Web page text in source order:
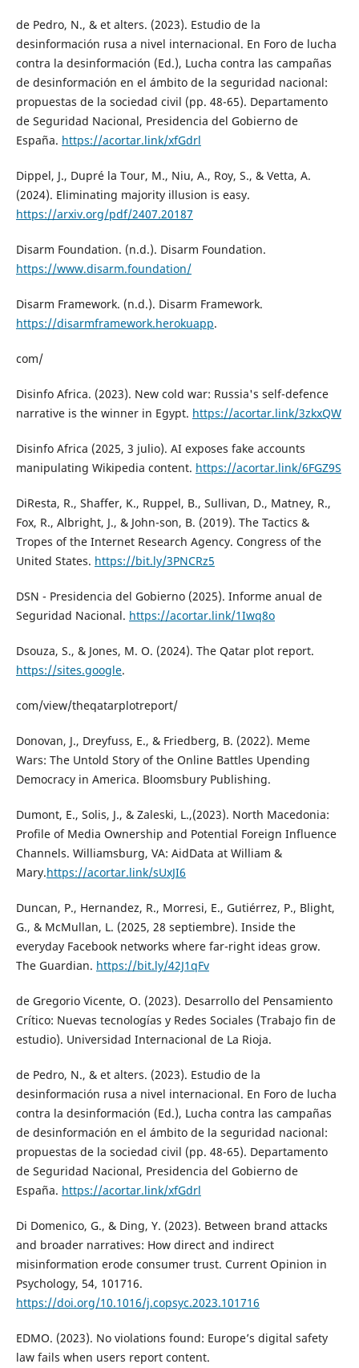
de Pedro, N., & et alters. (2023). Estudio de la
desinformación rusa a nivel internacional. En Foro de lucha
contra la desinformación (Ed.), Lucha contra las campañas
de desinformación en el ámbito de la seguridad nacional:
propuestas de la sociedad civil (pp. 48-65). Departamento
de Seguridad Nacional, Presidencia del Gobierno de
España. https://acortar.link/xfGdrl
Dippel, J., Dupré la Tour, M., Niu, A., Roy, S., & Vetta, A.
(2024). Eliminating majority illusion is easy.
https://arxiv.org/pdf/2407.20187
Disarm Foundation. (n.d.). Disarm Foundation.
https://www.disarm.foundation/
Disarm Framework. (n.d.). Disarm Framework.
https://disarmframework.herokuapp.
com/
Disinfo Africa. (2023). New cold war: Russia's self-defence
narrative is the winner in Egypt. https://acortar.link/3zkxQW
Disinfo Africa (2025, 3 julio). AI exposes fake accounts
manipulating Wikipedia content. https://acortar.link/6FGZ9S
DiResta, R., Shaffer, K., Ruppel, B., Sullivan, D., Matney, R.,
Fox, R., Albright, J., & John-son, B. (2019). The Tactics &
Tropes of the Internet Research Agency. Congress of the
United States. https://bit.ly/3PNCRz5
DSN - Presidencia del Gobierno (2025). Informe anual de
Seguridad Nacional. https://acortar.link/1Iwq8o
Dsouza, S., & Jones, M. O. (2024). The Qatar plot report.
https://sites.google.
com/view/theqatarplotreport/
Donovan, J., Dreyfuss, E., & Friedberg, B. (2022). Meme
Wars: The Untold Story of the Online Battles Upending
Democracy in America. Bloomsbury Publishing.
Dumont, E., Solis, J., & Zaleski, L.,(2023). North Macedonia:
Profile of Media Ownership and Potential Foreign Influence
Channels. Williamsburg, VA: AidData at William &
Mary.https://acortar.link/sUxJI6
Duncan, P., Hernandez, R., Morresi, E., Gutiérrez, P., Blight,
G., & McMullan, L. (2025, 28 septiembre). Inside the
everyday Facebook networks where far-right ideas grow.
The Guardian. https://bit.ly/42J1qFv
de Gregorio Vicente, O. (2023). Desarrollo del Pensamiento
Crítico: Nuevas tecnologías y Redes Sociales (Trabajo fin de
estudio). Universidad Internacional de La Rioja.
de Pedro, N., & et alters. (2023). Estudio de la
desinformación rusa a nivel internacional. En Foro de lucha
contra la desinformación (Ed.), Lucha contra las campañas
de desinformación en el ámbito de la seguridad nacional:
propuestas de la sociedad civil (pp. 48-65). Departamento
de Seguridad Nacional, Presidencia del Gobierno de
España. https://acortar.link/xfGdrl
Di Domenico, G., & Ding, Y. (2023). Between brand attacks
and broader narratives: How direct and indirect
misinformation erode consumer trust. Current Opinion in
Psychology, 54, 101716.
https://doi.org/10.1016/j.copsyc.2023.101716
EDMO. (2023). No violations found: Europe’s digital safety
law fails when users report content.